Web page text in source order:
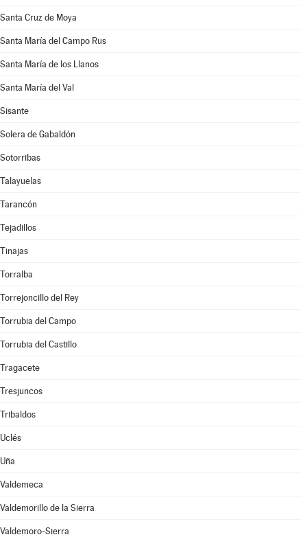
Santa Cruz de Moya
Santa María del Campo Rus
Santa María de los Llanos
Santa María del Val
Sisante
Solera de Gabaldón
Sotorribas
Talayuelas
Tarancón
Tejadillos
Tinajas
Torralba
Torrejoncillo del Rey
Torrubia del Campo
Torrubia del Castillo
Tragacete
Tresjuncos
Tribaldos
Uclés
Uña
Valdemeca
Valdemorillo de la Sierra
Valdemoro-Sierra